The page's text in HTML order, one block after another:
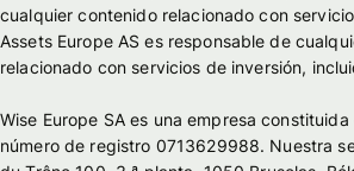
cualquier contenido relacionado con
Assets Europe AS es responsable de
relacionado con servicios de inversión,
Wise Europe SA es una empresa
número de registro 0713629988. Nuestra